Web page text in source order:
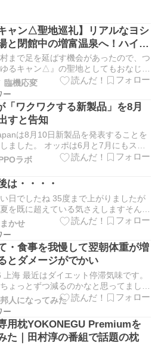
キャン△聖地巡礼】リアルなヨシ
と閉館中の増富温泉へ！ハイジ
ドライブレポ
まで足を延ばす機会があったので、つ
るキャン△』の聖地としてもおなじみ
ヨシヤーの湯」と「増富ラジウム温
てきました！ 今回訪れた「ヨシヤー
登場するのはこちらのエピソード。 千
臨機応変
「ワクワクする新製品」を8月
すと告知
は8月10日新製品を発表することを
ました。 オッポは6月と7月にもスマ
の新機種を発売しており、夏の新製品
となっています。 発表される新製品の
は明らかにされていませんが、スマホ
進む中で価格を抑えたモデルの投入な
ラボ
は・・・・
日でしたね 35度まで上がりましたが
を既に超えている気さえしますそんな
から雲が出て来て暫くは一段落の様で
雨混じりのお天
かせ
・食事を我慢して翌朝体重が増
とダメージがでかい
海 最近はダイエット停滞気味です。
ょっとずつ減るのかなと思ってまし
、運動して腹が減りましたが、我慢し
体重計。。計ると体重が0.05kg増え
脂肪も0.01kg。。。まあ誤差ですけ
何もしてないのならまだよいのです…
人になってみた
用枕YOKONEGU Premiumを
た｜田村淳の番組で話題の枕